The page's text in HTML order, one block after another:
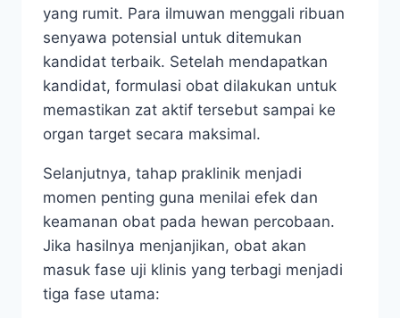
yang rumit. Para ilmuwan menggali ribuan
senyawa potensial untuk ditemukan
kandidat terbaik. Setelah mendapatkan
kandidat, formulasi obat dilakukan untuk
memastikan zat aktif tersebut sampai ke
organ target secara maksimal.
Selanjutnya, tahap praklinik menjadi
momen penting guna menilai efek dan
keamanan obat pada hewan percobaan.
Jika hasilnya menjanjikan, obat akan
masuk fase uji klinis yang terbagi menjadi
tiga fase utama: